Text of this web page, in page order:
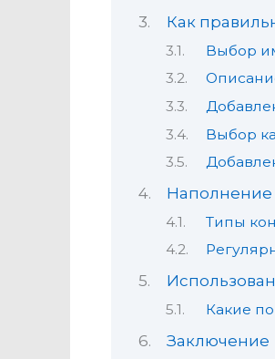
Как
Выбор
Выбор
Наполнение
Типы
Какие
Заключение